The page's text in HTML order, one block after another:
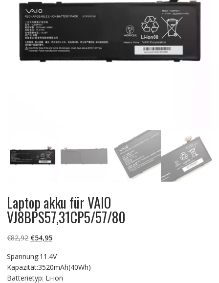
Laptop akku für VAIO
VJ8BPS57,31CP5/57/80
€82,92 Ursprünglicher
war:
€82,92
€54,95Aktueller
ist:
€54,95.
Spannung:11.4V
Kapazität:3520mAh(40Wh)
Batterietyp: Li-ion